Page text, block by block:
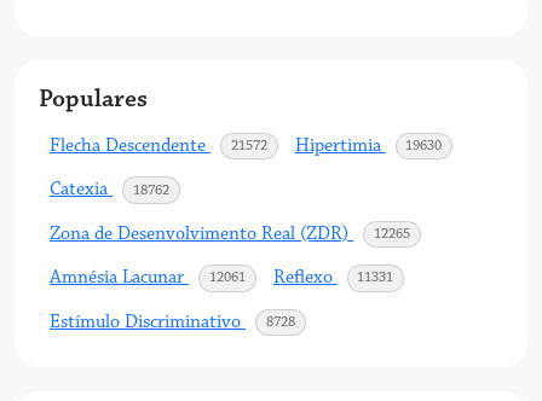
Populares
Flecha Descendente 21572acessosHipertimia 19630acessos
Catexia 18762acessos
Zona de Desenvolvimento Real (ZDR) 12265acessos
Amnésia Lacunar 12061acessosReflexo 11331acessos
Estímulo Discriminativo 8728acessos